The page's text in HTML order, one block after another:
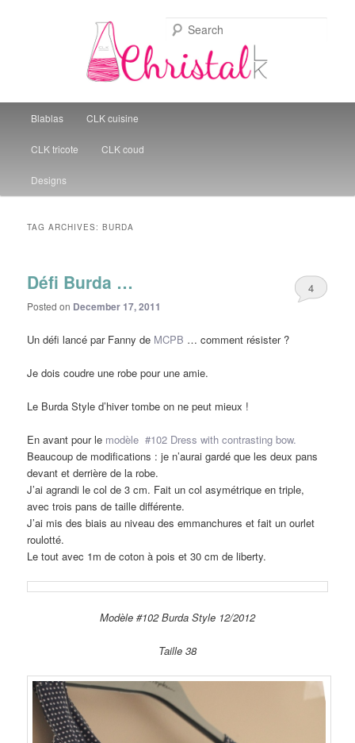
Christal Little Kitchen
Skip to primary content
Skip to secondary content
Blablas CLK cuisine
CLK tricote CLK coud
Designs
TAG ARCHIVES:BURDA
Défi Burda …
Posted on December 17, 2011
4
Un défi lancé par Fanny de MCPB … comment résister ?
Je dois coudre une robe pour une amie.
Le Burda Style d’hiver tombe on ne peut mieux !
En avant pour le modèle #102 Dress with contrasting bow.
Beaucoup de modifications : je n’aurai gardé que les deux pans
devant et derrière de la robe.
J’ai agrandi le col de 3 cm. Fait un col asymétrique en triple,
avec trois pans de taille différente.
J’ai mis des biais au niveau des emmanchures et fait un ourlet
roulotté.
Le tout avec 1m de coton à pois et 30 cm de liberty.
Modèle #102 Burda Style 12/2012
Taille 38